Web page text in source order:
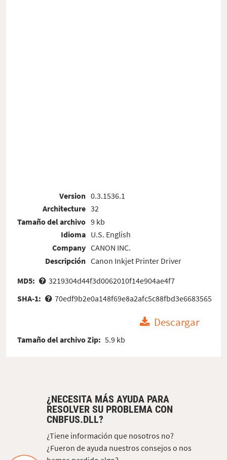
Version
Architecture
Tamaño del archivo
Idioma
Company
Descripción
0.3.1536.1
32
9 kb
U.S. English
CANON INC.
Canon Inkjet Printer Driver
MD5:
3219304d44f3d0062010f14e904ae4f7
SHA-1:
70edf9b2e0a148f69e8a2afc5c88fbd3e6683565
Descargar
Tamaño del archivo Zip: 5.9 kb
¿NECESITA MÁS AYUDA PARA
RESOLVER SU PROBLEMA CON
CNBFUS.DLL?
¿Tiene información que nosotros no?
¿Fueron de ayuda nuestros consejos o nos